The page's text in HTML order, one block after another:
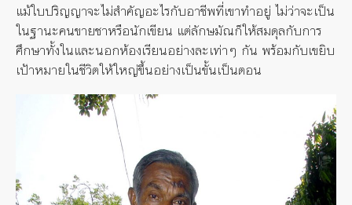
แม้ใบปริญญาจะไม่สำคัญอะไรกับอาชีพที่เขาทำอยู่ ไม่ว่าจะเป็น
ในฐานะคนขายชาหรือนักเขียน แต่ลักษมัณก็ให้สมดุลกับการ
ศึกษาทั้งในและนอกห้องเรียนอย่างละเท่าๆ กัน พร้อมกับเขยิบ
เป้าหมายในชีวิตให้ใหญ่ขึ้นอย่างเป็นขั้นเป็นตอน